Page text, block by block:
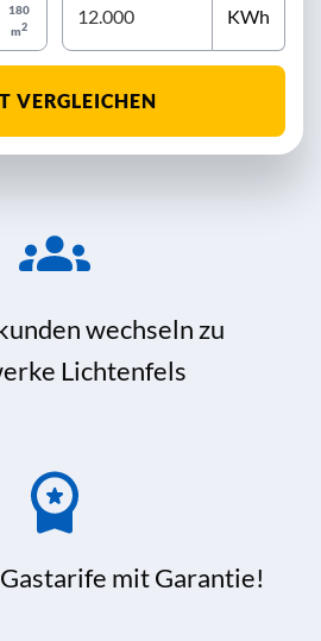
180
m2 KWh
VERGLEICHEN
wechseln zu
Lichtenfels
mit Garantie!